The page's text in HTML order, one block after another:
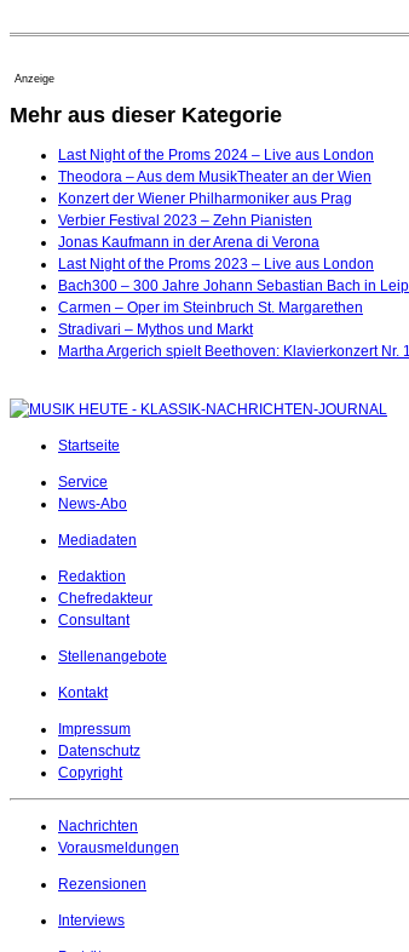
Anzeige
Mehr aus dieser Kategorie
Last Night of the Proms 2024 – Live aus London
Theodora – Aus dem MusikTheater an der Wien
Konzert der Wiener Philharmoniker aus Prag
Verbier Festival 2023 – Zehn Pianisten
Jonas Kaufmann in der Arena di Verona
Last Night of the Proms 2023 – Live aus London
Bach300 – 300 Jahre Johann Sebastian Bach in
Carmen – Oper im Steinbruch St. Margarethen
Stradivari – Mythos und Markt
Martha Argerich spielt Beethoven: Klavierkonzert Nr. 1
Startseite
Service
News-Abo
Mediadaten
Redaktion
Chefredakteur
Consultant
Stellenangebote
Kontakt
Impressum
Datenschutz
Copyright
Nachrichten
Vorausmeldungen
Rezensionen
Interviews